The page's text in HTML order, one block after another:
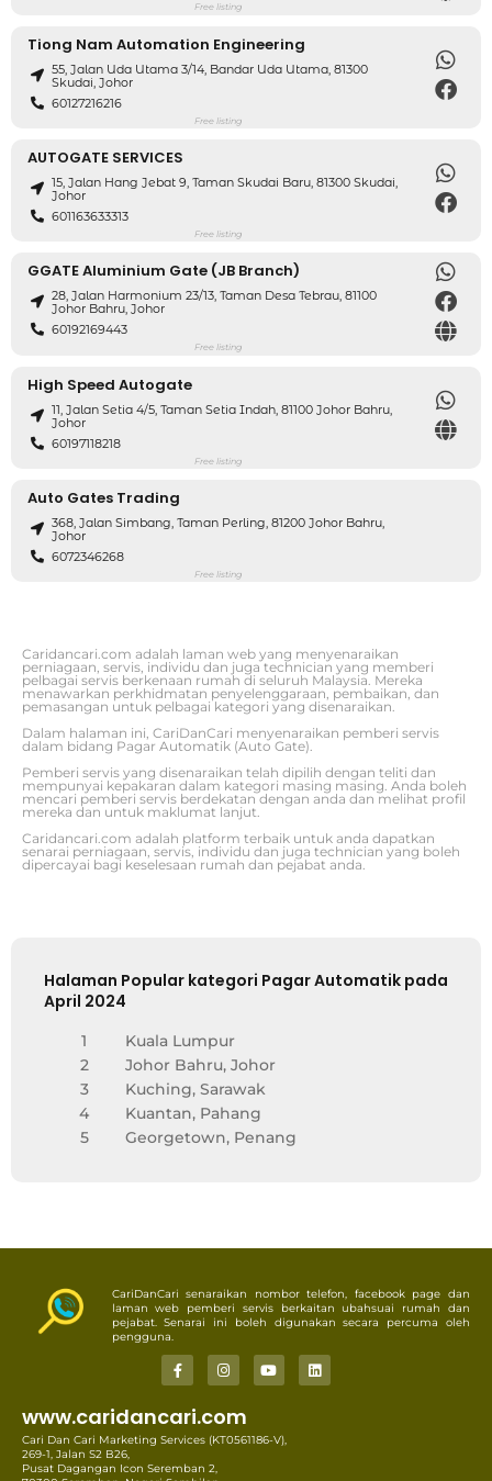
Free listing
Tiong Nam Automation Engineering
55, Jalan Uda Utama 3/14, Bandar Uda Utama, 81300
Skudai, Johor
60127216216
Free listing
AUTOGATE SERVICES
15, Jalan Hang Jebat 9, Taman Skudai Baru, 81300 Skudai,
Johor
601163633313
Free listing
GGATE Aluminium Gate (JB Branch)
28, Jalan Harmonium 23/13, Taman Desa Tebrau, 81100
Johor Bahru, Johor
60192169443
Free listing
High Speed ​​Autogate
11, Jalan Setia 4/5, Taman Setia Indah, 81100 Johor Bahru,
Johor
60197118218
Free listing
Auto Gates Trading
368, Jalan Simbang, Taman Perling, 81200 Johor Bahru,
Johor
6072346268
Free listing
Caridancari.com adalah laman web yang menyenaraikan
perniagaan, servis, individu dan juga technician yang memberi
pelbagai servis berkenaan rumah di seluruh Malaysia. Mereka
menawarkan perkhidmatan penyelenggaraan, pembaikan, dan
pemasangan untuk pelbagai kategori yang disenaraikan.
Dalam halaman ini, CariDanCari menyenaraikan pemberi servis
dalam bidang Pagar Automatik (Auto Gate).
Pemberi servis yang disenaraikan telah dipilih dengan teliti dan
mempunyai kepakaran dalam kategori masing masing. Anda boleh
mencari pemberi servis berdekatan dengan anda dan melihat profil
mereka dan untuk maklumat lanjut.
Caridancari.com adalah platform terbaik untuk anda dapatkan
senarai perniagaan, servis, individu dan juga technician yang boleh
dipercayai bagi keselesaan rumah dan pejabat anda.
Halaman Popular kategori Pagar Automatik pada
April 2024
1
Kuala Lumpur
2
Johor Bahru, Johor
3
Kuching, Sarawak
4
Kuantan, Pahang
5
Georgetown, Penang
CariDanCari senaraikan nombor telefon, facebook page dan
laman web pemberi servis berkaitan ubahsuai rumah dan
pejabat. Senarai ini boleh digunakan secara percuma oleh
pengguna.
www.caridancari.com
Cari Dan Cari Marketing Services (KT0561186-V),
269-1, Jalan S2 B26,
Pusat Dagangan Icon Seremban 2,